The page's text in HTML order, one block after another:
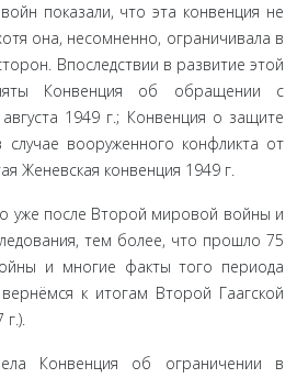
показали, что эта конвен­ция не
она, несомненно, огра­ничивала в
Впоследствии в развитие этой
Конвенция об об­ращении с
1949 г.; Конвенция о защите
случае вооруженного кон­фликта от
Женевская конвенция 1949 г.
уже после Второй мировой войны и
тем более, что прошло 75
и многие факты того периода
к итогам Второй Га­агской
Конвенция об ограничении в